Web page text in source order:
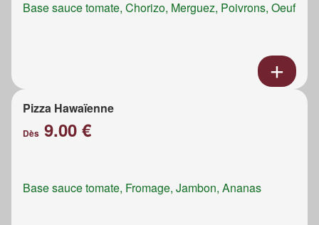
Base sauce tomate, Chorizo, Merguez, Poivrons, Oeuf
Pizza Hawaïenne
Dès 9.00 €
Base sauce tomate, Fromage, Jambon, Ananas